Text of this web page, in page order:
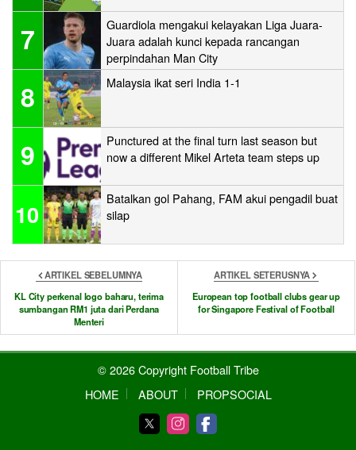
7
Guardiola mengakui kelayakan Liga Juara-
Juara adalah kunci kepada rancangan
perpindahan Man City
8 Malaysia ikat seri India 1-1
9
Punctured at the final turn last season but
now a different Mikel Arteta team steps up
10
Batalkan gol Pahang, FAM akui pengadil buat
silap
ARTIKEL SEBELUMNYA
KL City perkenal logo baharu, terima
sumbangan RM1 juta dari Perdana
Menteri
ARTIKEL SETERUSNYA
European top football clubs gear up
for Singapore Festival of Football
© 2026 Copyright Football Tribe
HOME
ABOUT PROPSOCIAL